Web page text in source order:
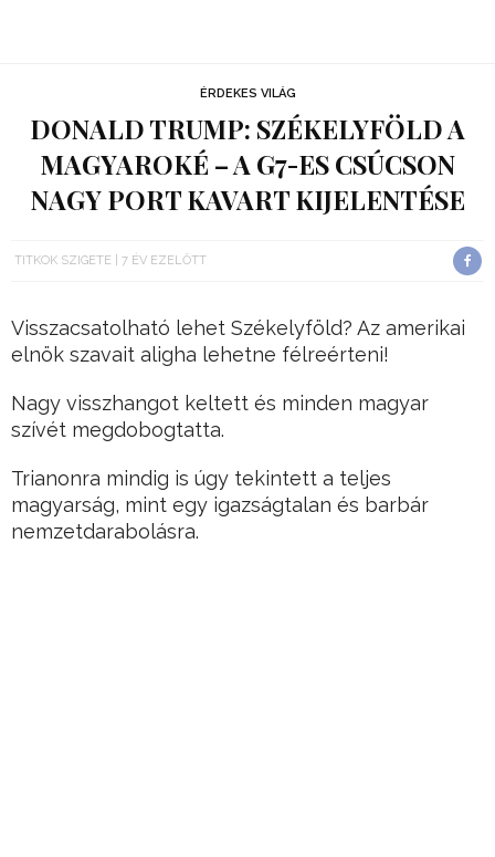
ÉRDEKES VILÁG
DONALD TRUMP: SZÉKELYFÖLD A
MAGYAROKÉ – A G7-ES CSÚCSON
NAGY PORT KAVART KIJELENTÉSE
TITKOK SZIGETE 7 ÉV EZELŐTT
Visszacsatolható lehet Székelyföld? Az amerikai
elnök szavait aligha lehetne félreérteni!
Nagy visszhangot keltett és minden magyar
szívét megdobogtatta.
Trianonra mindig is úgy tekintett a teljes
magyarság, mint egy igazságtalan és barbár
nemzetdarabolásra.